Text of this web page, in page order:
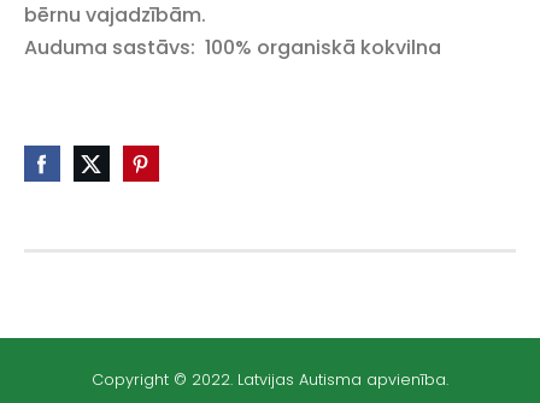
bērnu vajadzībām.
Auduma sastāvs: 100% organiskā kokvilna
Copyright © 2022. Latvijas Autisma apvienība.